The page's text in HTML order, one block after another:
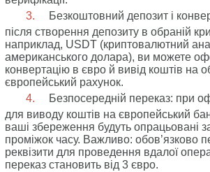
Безкоштовний депозит і
після створення депозиту в обраній
наприклад, USDT (криптовалютний
американського долара), ви можете
конвертацію в євро й вивід коштів на
європейський рахунок.
Безпосередній переказ: при
для виводу коштів на європейський
ваші збереження будуть опрацьовані
проміжок часу. Важливо: обов’язково
реквізити для проведення вдалої
переказ становить від 3 євро.